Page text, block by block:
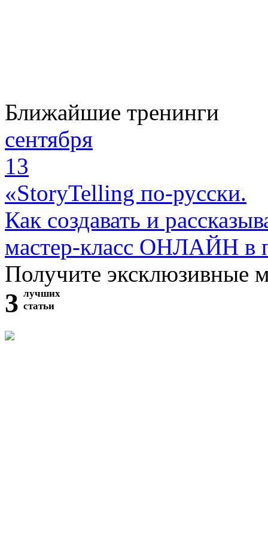
Ближайшие тренинги
сентября
13
«StoryTelling по-русски.
Как создавать и
мастер-класс ОНЛАЙН в
Получите эксклюзивные
3 лучших
статьи